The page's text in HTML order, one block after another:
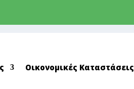
Οικονομικές Καταστάσεις